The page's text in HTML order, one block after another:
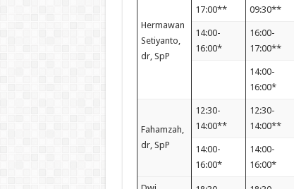
Hermawan
Setiyanto,
dr, SpP
17:00**
09:30**
14:00-
16:00*
16:00-
17:00**
14:00-
16:00*
Fahamzah,
dr, SpP
12:30-
14:00**
12:30-
14:00**
14:00-
16:00*
14:00-
16:00*